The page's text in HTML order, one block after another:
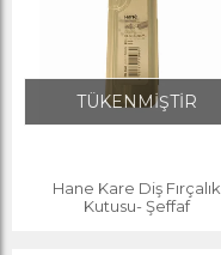
TÜKENMİŞTİR
Hane Kare Diş Fırçalık
Kutusu- Şeffaf